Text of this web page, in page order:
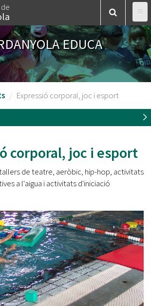
EDUCA
Expressió corporal, joc i esport
corporal, joc i esport
de teatre, aeròbic, hip-hop, activitats
a l'aigua i activitats d'iniciació